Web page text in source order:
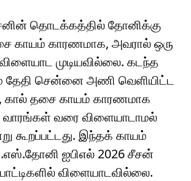
தொடக்கத்தில் தோனிக்கு
காயம் காரணமாக, அவரால் ஒரு
முடியவில்லை. கடந்த
தேதி சென்னை அணி வெளியிட்ட
கால் தசை காயம் காரணமாக
வரை விளையாடாமல்
கூறப்பட்டது. இந்தக் காயம்
ஐபிஎல் 2026 சீசன்
விளையாடவில்லை.